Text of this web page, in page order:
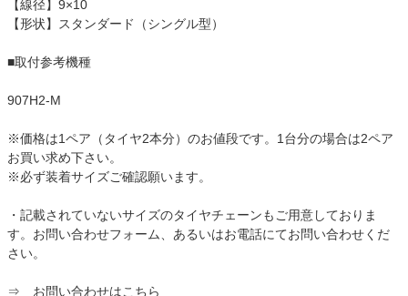
【線径】9×10
【形状】スタンダード（シングル型）
■取付参考機種
907H2-M
※価格は1ペア（タイヤ2本分）のお値段です。1台分の場合は2ペア
お買い求め下さい。
※必ず装着サイズご確認願います。
・記載されていないサイズのタイヤチェーンもご用意しておりま
す。お問い合わせフォーム、あるいはお電話にてお問い合わせくだ
さい。
⇒ お問い合わせはこちら